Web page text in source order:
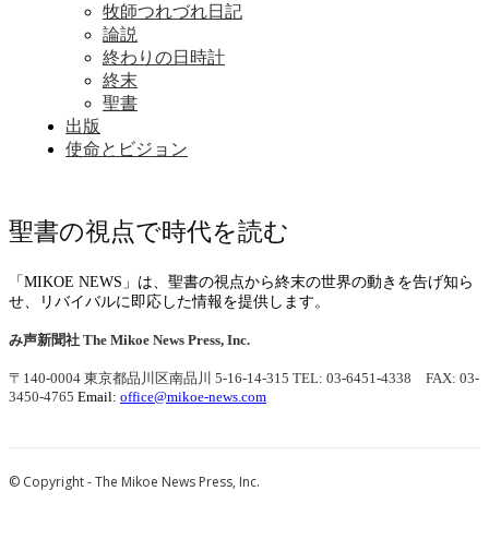
牧師つれづれ日記
論説
終わりの日時計
終末
聖書
出版
使命とビジョン
聖書の視点で時代を読む
「MIKOE NEWS」は、聖書の視点から終末の世界の動きを告げ知ら
せ、リバイバルに即応した情報を提供します。
み声新聞社 The Mikoe News Press, Inc.
〒140-0004 東京都品川区南品川 5-16-14-315 TEL: 03-6451-4338 FAX: 03-
3450-4765 Email: office@mikoe-news.com
© Copyright - The Mikoe News Press, Inc.